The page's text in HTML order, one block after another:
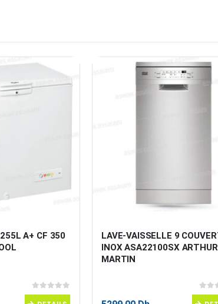
A+ CF 350
0sur 5
LAVE-VAISSELLE 9
INOX ASA22100SX ARTHUR
MARTIN
0sur